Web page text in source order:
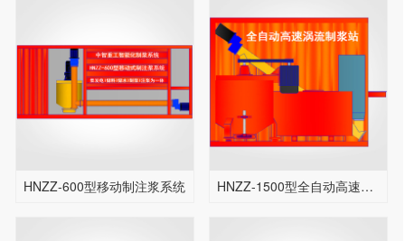
HNZZ-600型移动制注浆系统 HNZZ-1500型全自动高速涡流制浆站